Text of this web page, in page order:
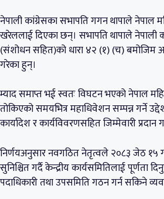
नेपाली कांग्रेसका सभापति गगन थापाले नेपाल
खरेललाई दिएका छन्। सभापति थापाले नेपाली
(संशोधन सहित)को धारा ४२ (१) (च) बमोजिम
गरेका हुन्।
म्याद समाप्त भई स्वतः विघटन भएको नेपाल
तोकिएको समयभित्र महाधिवेशन सम्पन्न गर्ने
कार्यादेश र कार्यविवरणसहित जिम्मेवारी प्रदान
निर्णयअनुसार नवगठित नेतृत्वले २०८३ जेठ १५
सुनिश्चित गर्दै केन्द्रीय कार्यसमितिलाई पूर्णता
पदाधिकारी तथा उपसमिति गठन गर्न सकिने